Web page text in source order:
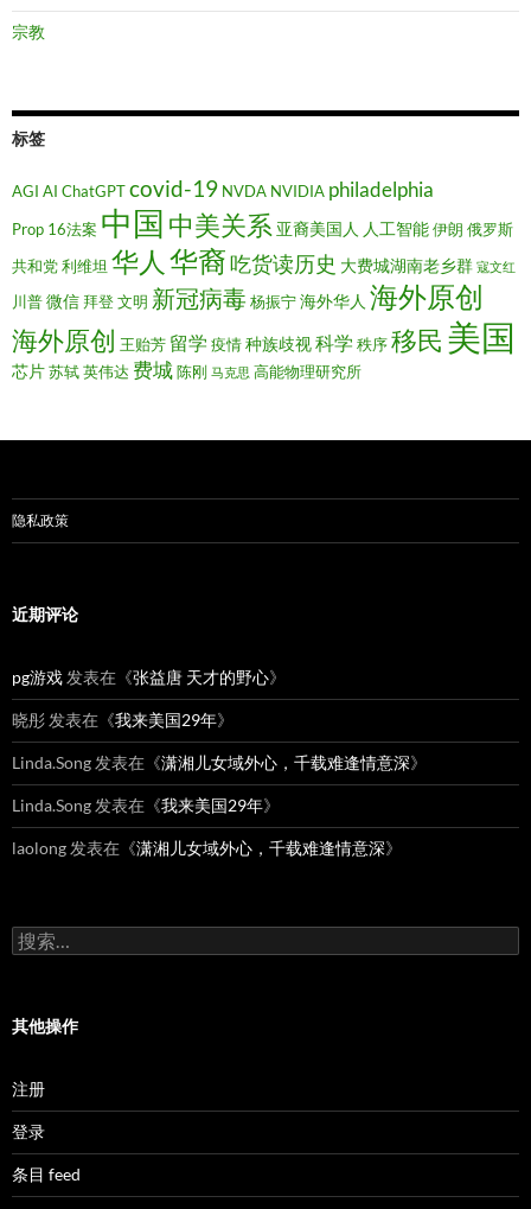
宗教
标签
AGI AI ChatGPTcovid-19 NVDA NVIDIA philadelphia
Prop 16法案 中国 中美关系 亚裔美国人 人工智能伊朗 俄罗斯
共和党利维坦 华人 华裔吃货读历史 大费城湖南老乡群 寇文红
川普微信 拜登文明 新冠病毒杨振宁海外华人 海外原创
海外原创 王贻芳 留学 疫情种族歧视科学 秩序移民 美国
芯片苏轼英伟达 费城陈刚 马克思 高能物理研究所
隐私政策
近期评论
pg游戏 发表在《张益唐 天才的野心》
晓彤 发表在《我来美国29年》
Linda.Song 发表在《潇湘儿女域外心，千载难逢情意深》
Linda.Song 发表在《我来美国29年》
laolong 发表在《潇湘儿女域外心，千载难逢情意深》
搜
索：
其他操作
注册
登录
条目 feed